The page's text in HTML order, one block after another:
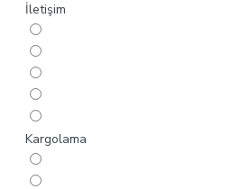
İletişim
Kargolama